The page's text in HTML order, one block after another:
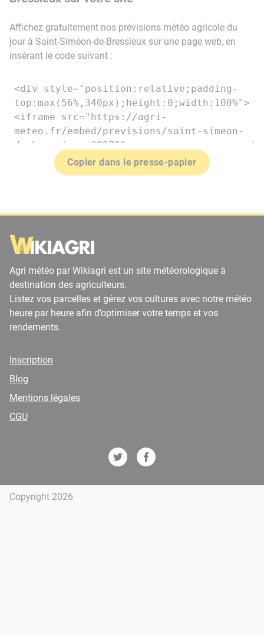
Affichez gratuitement nos prévisions météo agricole du
jour à Saint-Siméon-de-Bressieux sur une page web, en
insérant le code suivant :
Copier dans le presse-papier
Agri météo par Wikiagri est un site météorologique à
destination des agriculteurs.
Listez vos parcelles et gérez vos cultures avec notre météo
heure par heure afin d’optimiser votre temps et vos
rendements.
Inscription
Blog
Mentions légales
CGU
Copyright 2026